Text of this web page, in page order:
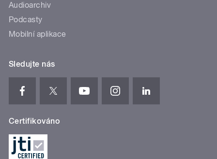
Audioarchiv
Podcasty
Mobilní aplikace
Sledujte nás
Certifikováno